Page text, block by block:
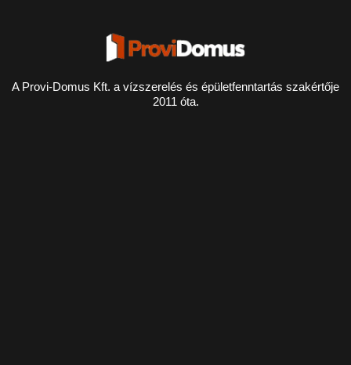
A Provi-Domus Kft. a vízszerelés és épületfenntartás szakértője
2011 óta.